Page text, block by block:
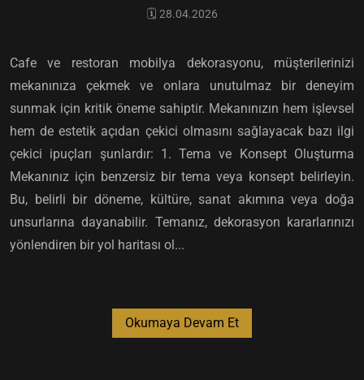
🗓️ 28.04.2026
Cafe ve restoran mobilya dekorasyonu, müşterilerinizi
mekanınıza çekmek ve onlara unutulmaz bir deneyim
sunmak için kritik öneme sahiptir. Mekanınızın hem işlevsel
hem de estetik açıdan çekici olmasını sağlayacak bazı ilgi
çekici ipuçları şunlardır: 1. Tema ve Konsept Oluşturma
Mekanınız için benzersiz bir tema veya konsept belirleyin.
Bu, belirli bir döneme, kültüre, sanat akımına veya doğa
unsurlarına dayanabilir. Temanız, dekorasyon kararlarınızı
yönlendiren bir yol haritası ol...
Okumaya Devam Et